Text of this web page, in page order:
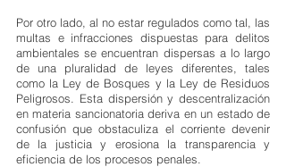
Por otro lado, al no estar regulados como tal, las
multas e infracciones dispuestas para delitos
ambientales se encuentran dispersas a lo largo
de una pluralidad de leyes diferentes, tales
como la Ley de Bosques y la Ley de Residuos
Peligrosos. Esta dispersión y descentralización
en materia sancionatoria deriva en un estado de
confusión que obstaculiza el corriente devenir
de la justicia y erosiona la transparencia y
eficiencia de los procesos penales.